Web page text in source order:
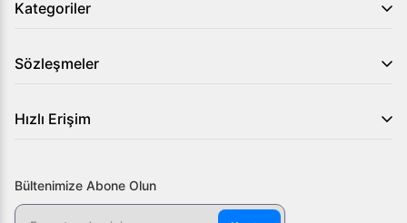
Kategoriler
Sözleşmeler
Hızlı Erişim
Bültenimize Abone Olun